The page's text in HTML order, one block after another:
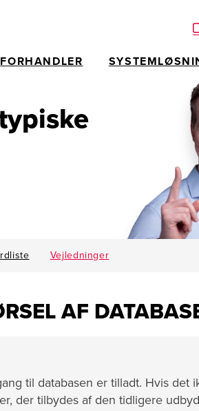
FORHANDLER
Vejledninger
AF
til databasen er tilladt. Hvis det
der tilbydes af den tidligere